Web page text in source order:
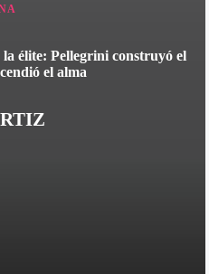
la élite: Pellegrini construyó el
el alma